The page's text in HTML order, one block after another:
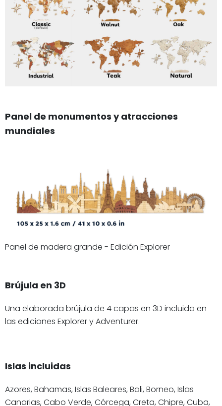
Panel de monumentos y atracciones
mundiales
Panel de madera grande - Edición Explorer
Brújula en 3D
Una elaborada brújula de 4 capas en 3D incluida en
las ediciones Explorer y Adventurer.
Islas incluidas
Azores, Bahamas, Islas Baleares, Bali, Borneo, Islas
Canarias, Cabo Verde, Córcega, Creta, Chipre, Cuba,